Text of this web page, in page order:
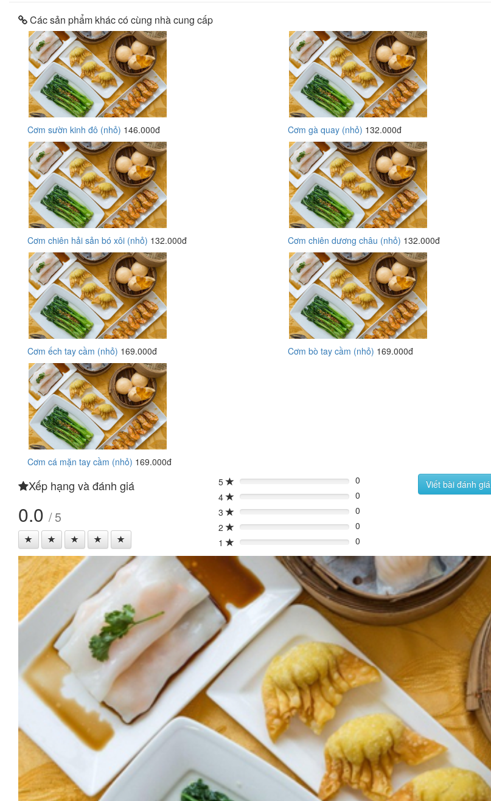
Các sản phẩm khác có cùng nhà cung cấp
Cơm sườn kinh đô (nhỏ) 146.000đ Cơm gà quay (nhỏ) 132.000đ
Cơm chiên hải sản bó xôi (nhỏ) 132.000đ Cơm chiên dương châu (nhỏ) 132.000đ
Cơm ếch tay cầm (nhỏ) 169.000đ Cơm bò tay cầm (nhỏ) 169.000đ
Cơm cá mặn tay cầm (nhỏ) 169.000đ
Xếp hạng và đánh giá
0.0 / 5
5 0%
0
4
0%
0
3
0%
0
2
0%
0
1
0% 0
Viết bài đánh giá